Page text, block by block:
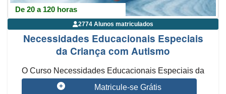
De 20 a 120 horas
2774 Alunos matriculados
Necessidades Educacionais Especiais
da Criança com Autismo
O Curso Necessidades Educacionais Especiais da
Criança com Autismo começa com ...
Matricule-se Grátis